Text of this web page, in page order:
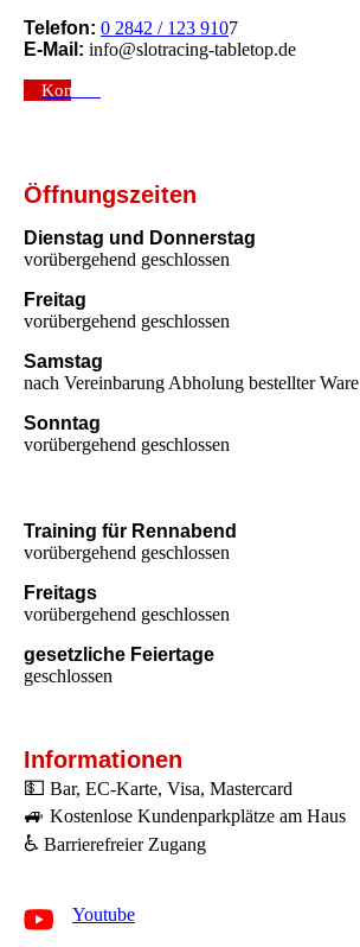
Telefon: 0 2842 / 123 9107
E-Mail: info@slotracing-tabletop.de
Kontakt
Öffnungszeiten
Dienstag und Donnerstag
vorübergehend geschlossen
Freitag
vorübergehend geschlossen
Samstag
nach Vereinbarung Abholung bestellter Ware
Sonntag
vorübergehend geschlossen
Training für Rennabend
vorübergehend geschlossen
Freitags
vorübergehend geschlossen
gesetzliche Feiertage
geschlossen
Informationen
💵 Bar, EC-Karte, Visa, Mastercard
🚙 Kostenlose Kundenparkplätze am Haus
♿ Barrierefreier Zugang
Youtube